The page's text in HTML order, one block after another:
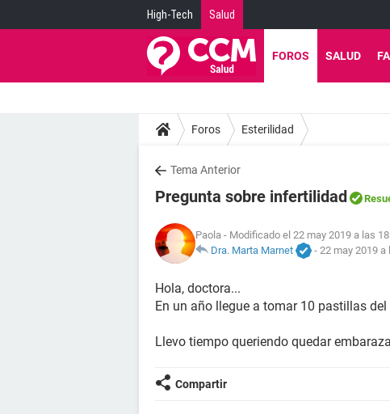
High-Tech Salud
FOROS SALUD
Foros Esterilidad
Tema Anterior
Pregunta sobre infertilidad
Paola - Modificado el 22 may 2019 a las
Dra. Marta Marnet
- 22 may 2019 a
Hola, doctora...
En un año llegue a tomar 10 pastillas
Llevo tiempo queriendo quedar
Compartir